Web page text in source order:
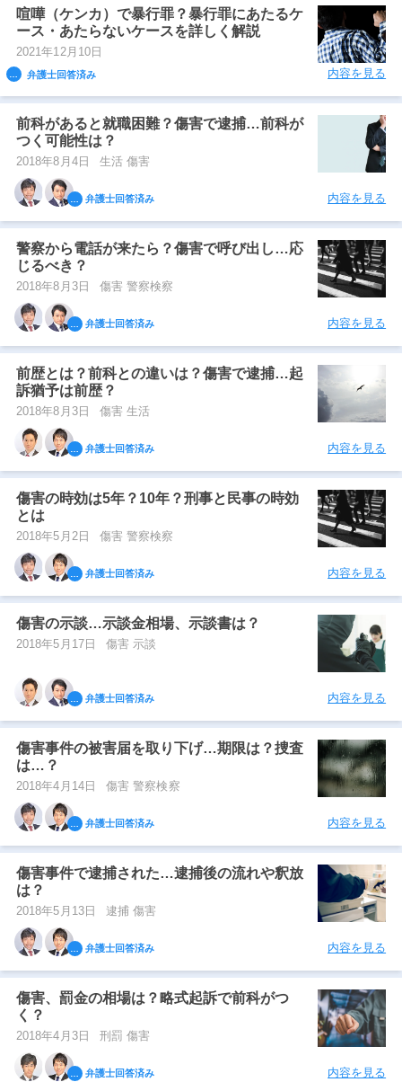
喧嘩（ケンカ）で暴行罪？暴行罪にあたるケ
ース・あたらないケースを詳しく解説
2021年12月10日
弁護士回答済み 内容を見る
前科があると就職困難？傷害で逮捕…前科が
つく可能性は？
2018年8月4日 生活 傷害
弁護士回答済み 内容を見る
警察から電話が来たら？傷害で呼び出し…応
じるべき？
2018年8月3日 傷害 警察検察
弁護士回答済み 内容を見る
前歴とは？前科との違いは？傷害で逮捕…起
訴猶予は前歴？
2018年8月3日 傷害 生活
弁護士回答済み 内容を見る
傷害の時効は5年？10年？刑事と民事の時効
とは
2018年5月2日 傷害 警察検察
弁護士回答済み 内容を見る
傷害の示談…示談金相場、示談書は？
2018年5月17日 傷害 示談
弁護士回答済み 内容を見る
傷害事件の被害届を取り下げ…期限は？捜査
は…？
2018年4月14日 傷害 警察検察
弁護士回答済み 内容を見る
傷害事件で逮捕された…逮捕後の流れや釈放
は？
2018年5月13日 逮捕 傷害
弁護士回答済み 内容を見る
傷害、罰金の相場は？略式起訴で前科がつ
く？
2018年4月3日 刑罰 傷害
弁護士回答済み 内容を見る